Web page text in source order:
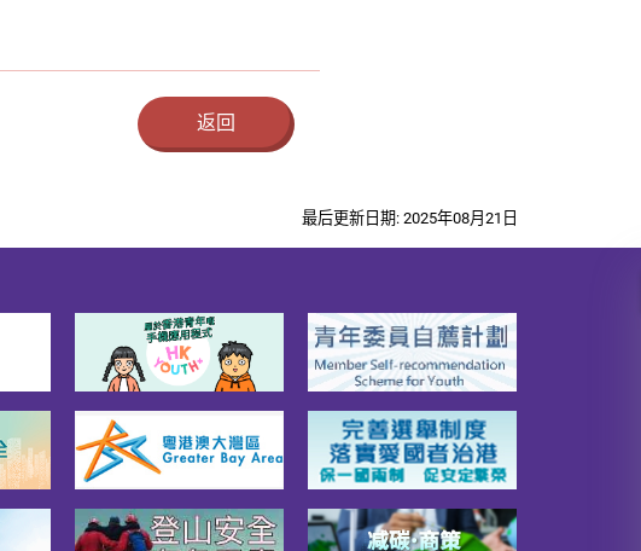
返回
最后更新日期: 2025年08月21日